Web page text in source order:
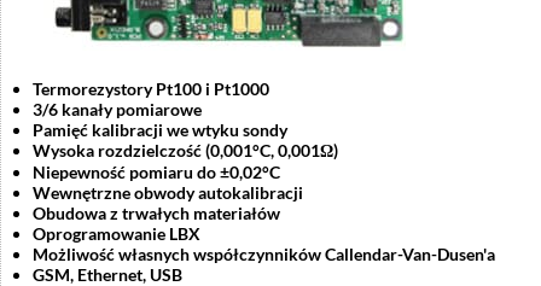
Termorezystory Pt100 i Pt1000
3/6 kanały pomiarowe
Pamięć kalibracji we wtyku sondy
Wysoka rozdzielczość (0,001°C, 0,001Ω)
Niepewność pomiaru do ±0,02°C
Wewnętrzne obwody autokalibracji
Obudowa z trwałych materiałów
Oprogramowanie LBX
Możliwość własnych współczynników Callendar-Van-Dusen'a
GSM, Ethernet, USB